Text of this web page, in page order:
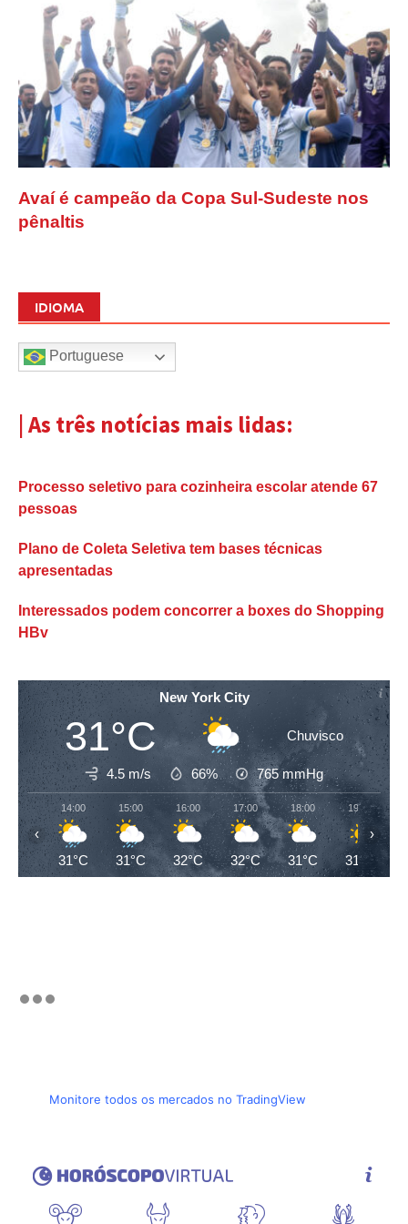
Avaí é campeão da Copa Sul-Sudeste nos
pênaltis
IDIOMA
Portuguese
| As três notícias mais lidas:
Processo seletivo para cozinheira escolar atende 67
pessoas
Plano de Coleta Seletiva tem bases técnicas
apresentadas
Interessados podem concorrer a boxes do Shopping
HBv
New York City
31°C Chuvisco
4.5 m/s 66% 765mmHg
14:00
31°C
15:00
31°C
16:00
32°C
17:00
32°C
18:00
31°C
19:00
31°C
‹ ›
Monitore todos os mercados no TradingView